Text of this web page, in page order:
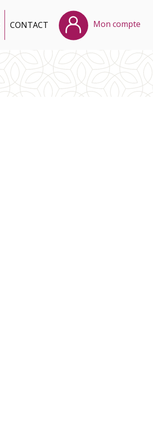
CONTACT Mon compte